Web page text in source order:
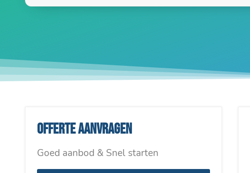
Offerte aanvragen
Goed aanbod & Snel starten